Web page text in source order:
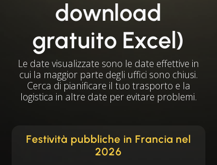
download
gratuito Excel)
Le date visualizzate sono le date effettive in
cui la maggior parte degli uffici sono chiusi.
Cerca di pianificare il tuo trasporto e la
logistica in altre date per evitare problemi.
Festività pubbliche in Francia nel
2026